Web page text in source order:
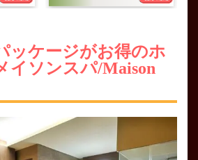
ッケージがお得のホ
イソンスパ/Maison